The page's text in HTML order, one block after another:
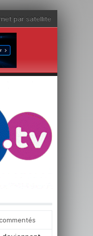
par satellite